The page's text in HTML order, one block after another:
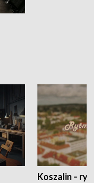
Koszalin –